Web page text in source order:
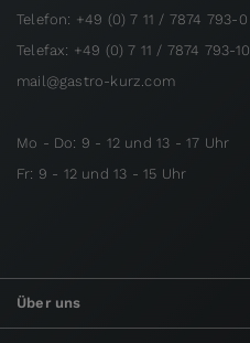
Telefon: +49 (0) 7 11 / 7874 793-0
Telefax: +49 (0) 7 11 / 7874 793-10
mail@gastro-kurz.com
Mo - Do: 9 - 12 und 13 - 17 Uhr
Fr: 9 - 12 und 13 - 15 Uhr
Über uns